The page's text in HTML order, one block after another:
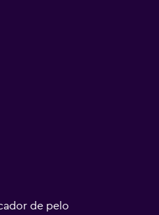
de pelo